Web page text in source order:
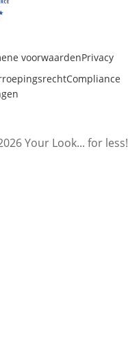
venster
in nieuw venster
voorwaardenPrivacy
Compliance
Your Look... for less!